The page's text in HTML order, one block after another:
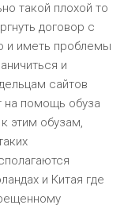
такой плохой то
договор с
и иметь проблемы
и
сайтов
на помощь обуза
этим обузам,
и Китая где